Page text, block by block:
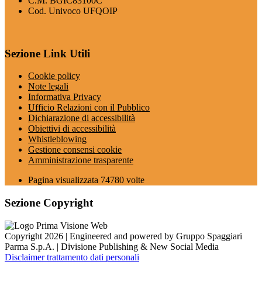
Cod. Univoco UFQOIP
Sezione Link Utili
Cookie policy
Note legali
Informativa Privacy
Ufficio Relazioni con il Pubblico
Dichiarazione di accessibilità
Obiettivi di accessibilità
Whistleblowing
Gestione consensi cookie
Amministrazione trasparente
Pagina visualizzata 74780 volte
Sezione Copyright
Copyright 2026 | Engineered and powered by Gruppo Spaggiari
Parma S.p.A. | Divisione Publishing & New Social Media
Disclaimer trattamento dati personali